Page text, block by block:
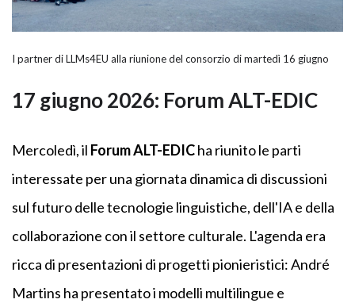
I partner di LLMs4EU alla riunione del consorzio di martedì 16 giugno
17 giugno 2026: Forum ALT-EDIC
Mercoledì, il Forum ALT-EDICha riunito le parti
interessate per una giornata dinamica di discussioni
sul futuro delle tecnologie linguistiche, dell'IA e della
collaborazione con il settore culturale. L'agenda era
ricca di presentazioni di progetti pionieristici: André
Martins ha presentato i modelli multilingue e